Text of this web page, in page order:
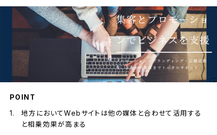
POINT
地方においてWebサイトは他の媒体と合わせて活用する
と相乗効果が高まる